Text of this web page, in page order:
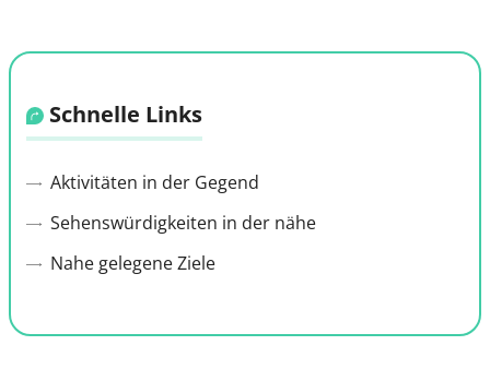
Schnelle Links
Aktivitäten in der Gegend
Sehenswürdigkeiten in der nähe
Nahe gelegene Ziele